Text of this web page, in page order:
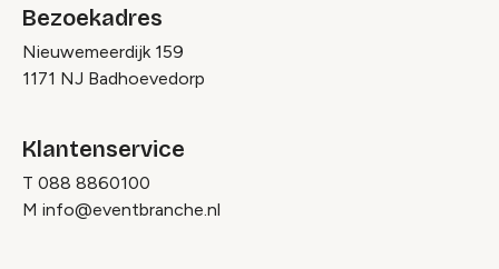
Bezoekadres
Nieuwemeerdijk 159
1171 NJ Badhoevedorp
Klantenservice
T 088 8860100
M info@eventbranche.nl